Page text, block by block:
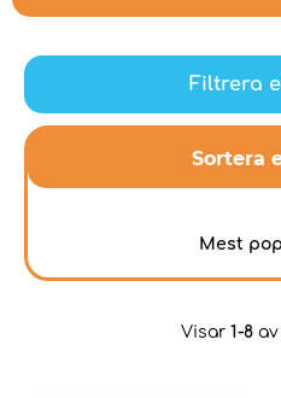
Filtrera
Sortera
Mest
Visar 1-8av